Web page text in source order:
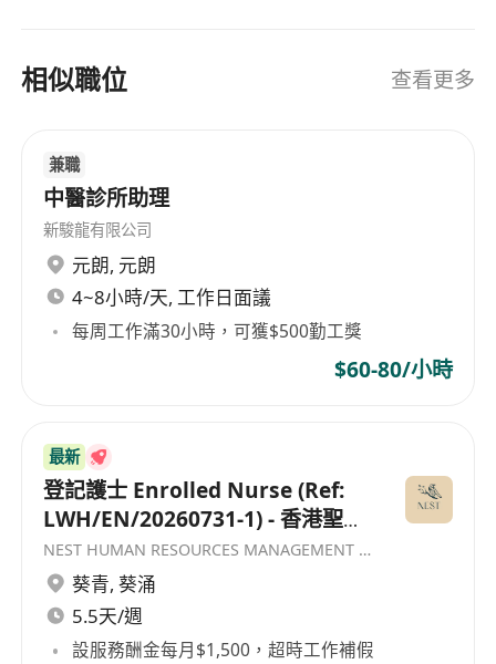
08:30 - 18:30 星期六 （1.5小時午膳）
08:30 - 14:00 星期日
相似職位 查看更多
兼職
中醫診所助理
新駿龍有限公司
元朗, 元朗
4~8小時/天, 工作日面議
每周工作滿30小時，可獲$500勤工獎
$60-80/小時
最新
登記護士 Enrolled Nurse (Ref:
LWH/EN/20260731-1) - 香港聖公
會福利協會
NEST HUMAN RESOURCES MANAGEMENT COMPANY
葵青, 葵涌
5.5天/週
設服務酬金每月$1,500，超時工作補假